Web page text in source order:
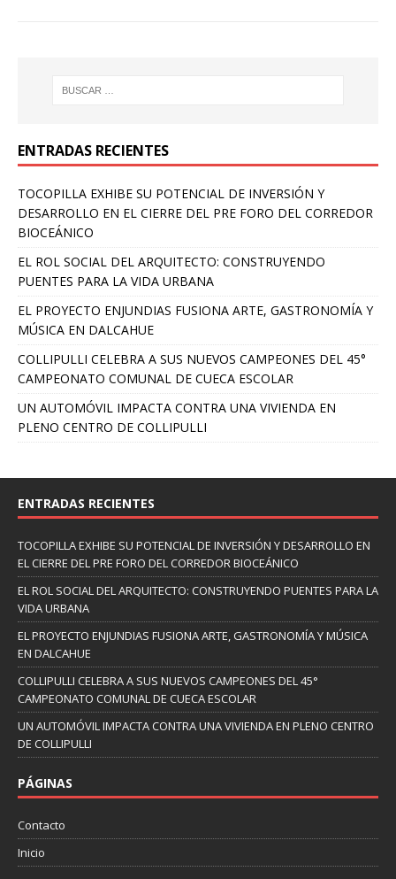
ENTRADAS RECIENTES
TOCOPILLA EXHIBE SU POTENCIAL DE INVERSIÓN Y
DESARROLLO EN EL CIERRE DEL PRE FORO DEL CORREDOR
BIOCEÁNICO
EL ROL SOCIAL DEL ARQUITECTO: CONSTRUYENDO
PUENTES PARA LA VIDA URBANA
EL PROYECTO ENJUNDIAS FUSIONA ARTE, GASTRONOMÍA Y
MÚSICA EN DALCAHUE
COLLIPULLI CELEBRA A SUS NUEVOS CAMPEONES DEL 45°
CAMPEONATO COMUNAL DE CUECA ESCOLAR
UN AUTOMÓVIL IMPACTA CONTRA UNA VIVIENDA EN
PLENO CENTRO DE COLLIPULLI
ENTRADAS RECIENTES
TOCOPILLA EXHIBE SU POTENCIAL DE INVERSIÓN Y DESARROLLO EN
EL CIERRE DEL PRE FORO DEL CORREDOR BIOCEÁNICO
EL ROL SOCIAL DEL ARQUITECTO: CONSTRUYENDO PUENTES PARA LA
VIDA URBANA
EL PROYECTO ENJUNDIAS FUSIONA ARTE, GASTRONOMÍA Y MÚSICA
EN DALCAHUE
COLLIPULLI CELEBRA A SUS NUEVOS CAMPEONES DEL 45°
CAMPEONATO COMUNAL DE CUECA ESCOLAR
UN AUTOMÓVIL IMPACTA CONTRA UNA VIVIENDA EN PLENO CENTRO
DE COLLIPULLI
PÁGINAS
Contacto
Inicio